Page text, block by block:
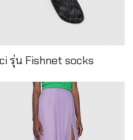
รุ่น Fishnet socks